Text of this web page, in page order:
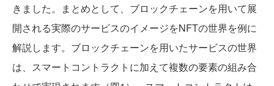
きました。まとめとして、ブロックチェーンを用いて展
開される実際のサービスのイメージをNFTの世界を例に
解説します。ブロックチェーンを用いたサービスの世界
は、スマートコントラクトに加えて複数の要素の組み合